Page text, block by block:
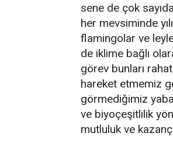
sene de çok
her mevsiminde
flamingolar ve
de iklime bağlı
görev bunları
hareket etmemiz
görmediğimiz
ve biyoçeşitlilik
mutluluk ve